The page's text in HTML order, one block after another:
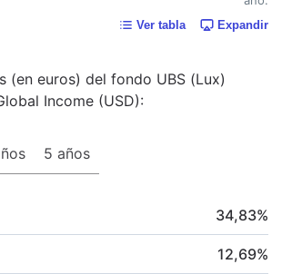
Ver tabla Expandir
(en euros) del fondo UBS (Lux)
Income (USD):
5 años
34,83%
12,69%